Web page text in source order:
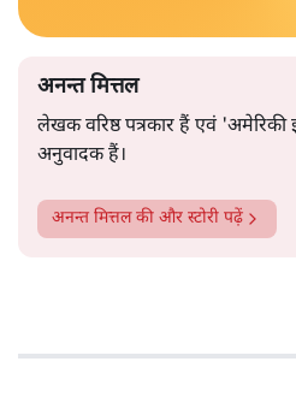
अनन्त मित्तल
लेखक वरिष्ठ पत्रकार हैं एवं
अनुवादक हैं।
अनन्त मित्तलकी और स्टोरी पढ़ें